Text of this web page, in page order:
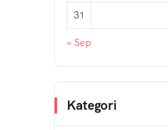
31
« Sep
Kategori